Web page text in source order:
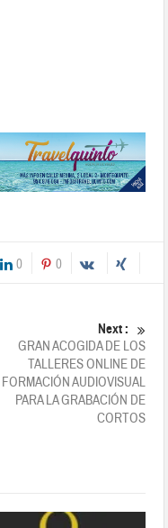
0 0
Next :
GRAN ACOGIDA DE LOS
TALLERES ONLINE DE
FORMACIÓN AUDIOVISUAL
PARA LA GRABACIÓN DE
CORTOS